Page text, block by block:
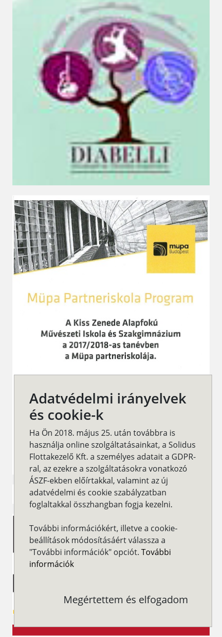
Adatvédelmi irányelvek
és cookie-k
Ha Ön 2018. május 25. után továbbra is
használja online szolgáltatásainkat, a Solidus
Flottakezelő Kft. a személyes adatait a GDPR-
ral, az ezekre a szolgáltatásokra vonatkozó
ÁSZF-ekben előírtakkal, valamint az új
adatvédelmi és cookie szabályzatban
foglaltakkal összhangban fogja kezelni.
További információkért, illetve a cookie-
beállítások módosításáért válassza a
"További információk" opciót. További
információk
Megértettem és elfogadom